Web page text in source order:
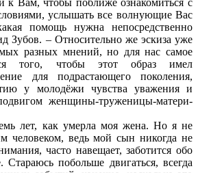
услышать все волнующие Вас
помощь нужна непосредственно
Зубов. – Относительно же эскиза уже
разных мнений, но для нас самое
того, чтобы этот образ имел
для подрастающего поколения,
у молодёжи чувства уважения и
женщины-труженицы-матери-
лет, как умерла моя жена. Но я не
человеком, ведь мой сын никогда не
часто навещает, заботится обо
побольше двигаться, всегда